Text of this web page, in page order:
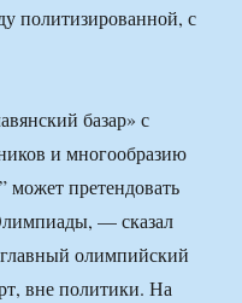
базар» с
и многообразию
может претендовать
— сказал
олимпийский
вне политики. На